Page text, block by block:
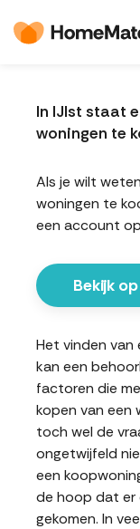
In IJlst staat
woningen te
Als je wilt
woningen te
een account
Bekijk
Het vinden van
kan een
factoren die
kopen van een
toch wel de
ongetwijfeld
een
de hoop dat er
gekomen. In